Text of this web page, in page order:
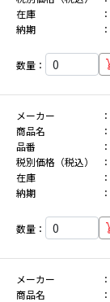
在庫
納期
数量：
メーカー
商品名
品番
税別価格（税込）
在庫
納期
数量：
メーカー
商品名